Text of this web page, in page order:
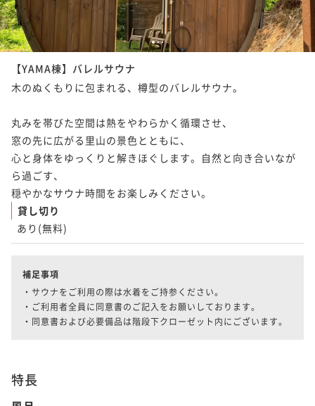
123
【YAMA棟】バレルサウナ
木のぬくもりに包まれる、樽型のバレルサウナ。
丸みを帯びた空間は熱をやわらかく循環させ、
窓の先に広がる里山の景色とともに、
心と身体をゆっくりと解きほぐします。自然と向き合いなが
ら過ごす、
穏やかなサウナ時間をお楽しみください。
貸し切り
あり(無料)
補足事項
・サウナをご利用の際は水着をご持参ください。
・ご利用者全員に同意書のご記入をお願いしております。
・同意書および必要備品は階段下クローゼット内にございます。
特長